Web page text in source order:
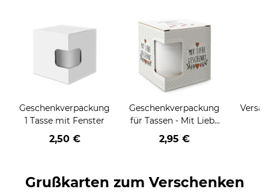
Geschenkverpackung
1 Tasse mit Fenster
2,50 €
Geschenkverpackung
für Tassen - Mit Liebe
geschenkt
2,95 €
Grußkarten zum Verschenken